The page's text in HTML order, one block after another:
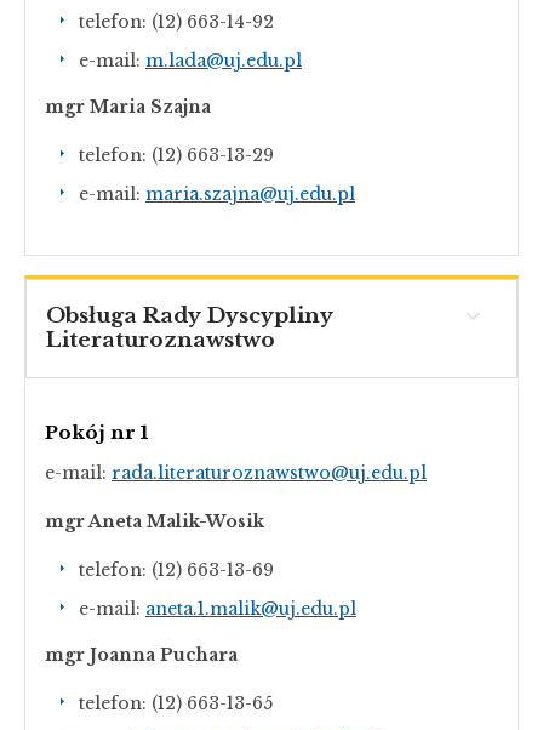
telefon: (12) 663-14-92
e-mail: m.lada@uj.edu.pl
mgr Maria Szajna
telefon: (12) 663-13-29
e-mail: maria.szajna@uj.edu.pl
Obsługa Rady Dyscypliny
Literaturoznawstwo
Pokój nr 1
e-mail: rada.literaturoznawstwo@uj.edu.pl
mgr Aneta Malik-Wosik
telefon: (12) 663-13-69
e-mail: aneta.1.malik@uj.edu.pl
mgr Joanna Puchara
telefon: (12) 663-13-65